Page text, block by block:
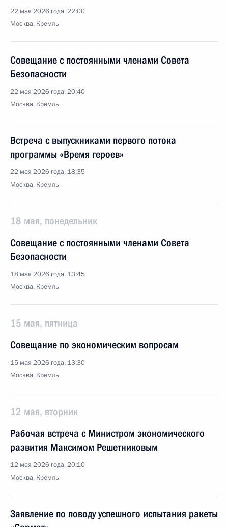
22 мая 2026 года, 22:00
Москва, Кремль
Совещание с постоянными членами Совета
Безопасности
22 мая 2026 года, 20:40
Москва, Кремль
Встреча с выпускниками первого потока
программы «Время героев»
22 мая 2026 года, 18:35
Москва, Кремль
18 мая, понедельник
Совещание с постоянными членами Совета
Безопасности
18 мая 2026 года, 13:45
Москва, Кремль
15 мая, пятница
Совещание по экономическим вопросам
15 мая 2026 года, 13:30
Москва, Кремль
12 мая, вторник
Рабочая встреча с Министром экономического
развития Максимом Решетниковым
12 мая 2026 года, 20:10
Москва, Кремль
Заявление по поводу успешного испытания ракеты